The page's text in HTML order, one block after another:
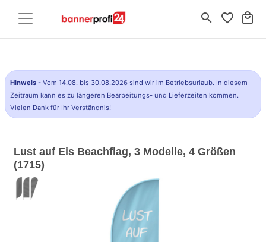
search favorite_border local_mall
Hinweis - Vom 14.08. bis 30.08.2026 sind wir im Betriebsurlaub. In diesem
Zeitraum kann es zu längeren Bearbeitungs- und Lieferzeiten kommen.
Vielen Dank für Ihr Verständnis!
Lust auf Eis Beachflag, 3 Modelle, 4 Größen
(1715)